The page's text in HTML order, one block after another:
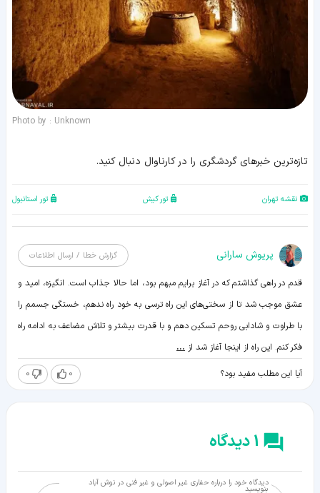
Photo by : Unknown
تازه‌ترین خبرهای گردشگری را در کارناوال دنبال کنید.
نقشه تهران تور کیش تور استانبول
پریوش سارانی گزارش خطا / ارسال اطلاعات
قدم در راهی گذاشتم که در آغاز برایم مبهم بود، اما حالا جذاب است. انگیزه، امید و
عشق موجب شد تا از سختی‌های این راه ترسی به خود راه ندهم، خستگی جسمم را
با طراوت و شادابی روحم تسکین دهم و با قدرت بیشتر و تلاش مضاعف به ادامه راه
فکر کنم. این راه از اینجا آغاز شد از ...
آیا این مطلب مفید بود؟ 0
0
1 دیدگاه
دیدگاه خود را درباره حفاری غیر اصولی و غیر فنی در نوش آباد
بنویسید